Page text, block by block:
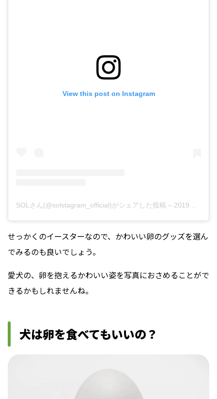
View this post on Instagram
SOLさん(@solstagram_official)がシェアした投稿 – 2019年 3月月5日午前8時56分PST
せっかくのイースターなので、かわいい卵のグッズを選ん
でみるのも良いでしょう。
愛犬の、卵を抱えるかわいい姿を写真におさめることがで
きるかもしれませんね。
犬は卵を食べてもいいの？